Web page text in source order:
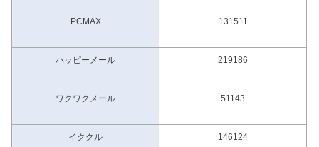
PCMAX 131511
ハッピーメール 219186
ワクワクメール 51143
イククル 146124